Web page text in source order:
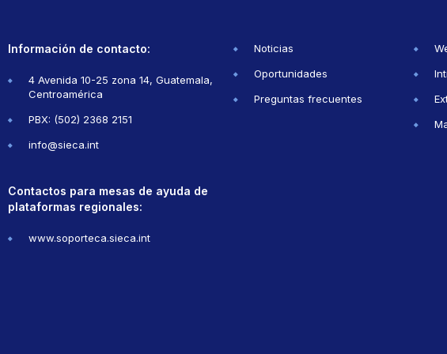
Información de contacto:
4 Avenida 10-25 zona 14, Guatemala,
Centroamérica
PBX: (502) 2368 2151
info@sieca.int
Contactos para mesas de ayuda de
plataformas regionales:
www.soporteca.sieca.int
Noticias
Oportunidades
Preguntas frecuentes